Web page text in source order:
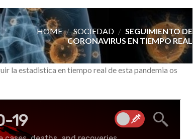
HOME / SOCIEDAD / SEGUIMIENTO DE
CORONAVIRUS EN TIEMPO REAL
la estadistica en tiempo real de esta pandemia os